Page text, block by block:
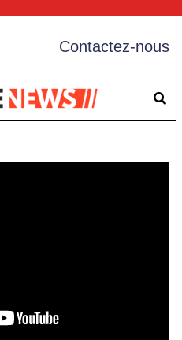
Contactez-nous